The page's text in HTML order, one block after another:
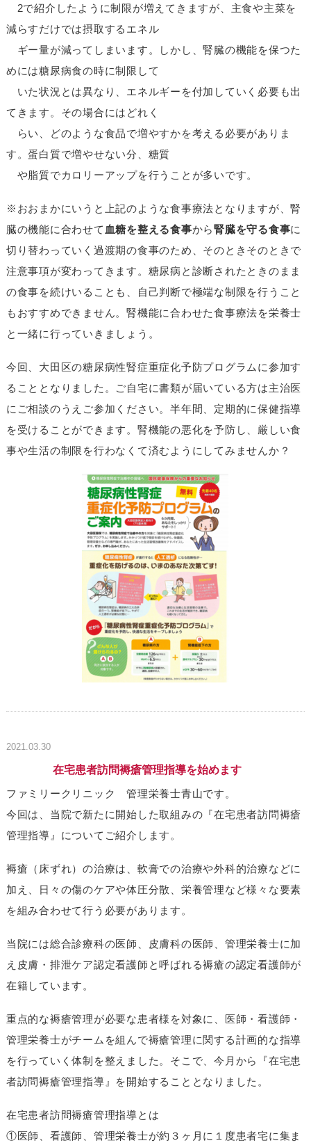
2で紹介したように制限が増えてきますが、主食や主菜を
減らすだけでは摂取するエネル
ギー量が減ってしまいます。しかし、腎臓の機能を保つた
めには糖尿病食の時に制限して
いた状況とは異なり、エネルギーを付加していく必要も出
てきます。その場合にはどれく
らい、どのような食品で増やすかを考える必要がありま
す。蛋白質で増やせない分、糖質
や脂質でカロリーアップを行うことが多いです。
※おおまかにいうと上記のような食事療法となりますが、腎
臓の機能に合わせて 血糖を整える食事から腎臓を守る食事に
切り替わっていく過渡期の食事のため、そのときそのときで
注意事項が変わってきます。糖尿病と診断されたときのまま
の食事を続けいることも、自己判断で極端な制限を行うこと
もおすすめできません。腎機能に合わせた食事療法を栄養士
と一緒に行っていきましょう。
今回、大田区の糖尿病性腎症重症化予防プログラムに参加す
ることとなりました。ご自宅に書類が届いている方は主治医
にご相談のうえご参加ください。半年間、定期的に保健指導
を受けることができます。腎機能の悪化を予防し、厳しい食
事や生活の制限を行わなくて済むようにしてみませんか？
2021.03.30
在宅患者訪問褥瘡管理指導を始めます
ファミリークリニック 管理栄養士青山です。
今回は、当院で新たに開始した取組みの『在宅患者訪問褥瘡
管理指導』についてご紹介します。
褥瘡（床ずれ）の治療は、軟膏での治療や外科的治療などに
加え、日々の傷のケアや体圧分散、栄養管理など様々な要素
を組み合わせて行う必要があります。
当院には総合診療科の医師、皮膚科の医師、管理栄養士に加
え皮膚・排泄ケア認定看護師と呼ばれる褥瘡の認定看護師が
在籍しています。
重点的な褥瘡管理が必要な患者様を対象に、医師・看護師・
管理栄養士がチームを組んで褥瘡管理に関する計画的な指導
を行っていく体制を整えました。そこで、今月から『在宅患
者訪問褥瘡管理指導』を開始することとなりました。
在宅患者訪問褥瘡管理指導とは
①医師、看護師、管理栄養士が約３ヶ月に１度患者宅に集ま